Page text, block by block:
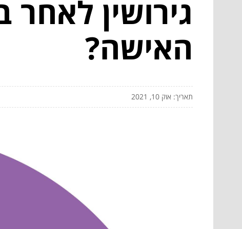
גירושין
האישה?
תאריך: אוק 10, 2021